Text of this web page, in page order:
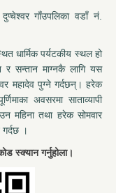
गाँउपलिका वडाँ नं.
धार्मिक पर्यटकीय स्थल हो
र सन्तान माग्नकै लागि यस
महादेव पुग्ने गर्दछन्। हरेक
अवसरमा साताव्यापी
महिना तथा हरेक सोमवार
गर्दछ ।
स्क्यान गर्नुहोला।